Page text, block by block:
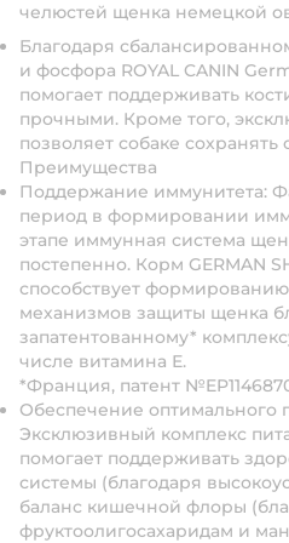
челюстей щенка немецкой
Благодаря
и фосфора ROYAL CANIN
помогает поддерживать
прочными. Кроме того,
позволяет собаке
Преимущества
Поддержание иммунитета:
период в формировании
этапе иммунная система
постепенно. Корм GERMAN
способствует
механизмов защиты щенка
запатентованному*
числе витамина Е.
*Франция, патент
Обеспечение оптимального
Эксклюзивный комплекс
помогает поддерживать
системы (благодаря
баланс кишечной флоры
фруктоолигосахаридам и